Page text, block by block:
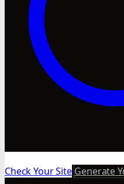
Check Your Site Generate